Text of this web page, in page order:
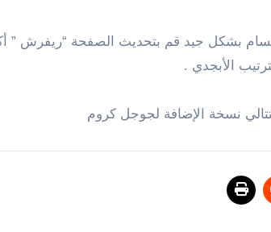
بشكل جيد قم بتحديث الصفحة “ريفرش ”
الأبجدي .
نسخة الإضافة لجوجل كروم